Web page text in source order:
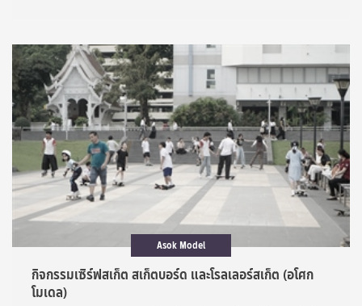
Asok Model
กิจกรรมเซิร์ฟสเก็ต สเก็ตบอร์ด และโรลเลอร์สเก็ต (อโศก
โมเดล)